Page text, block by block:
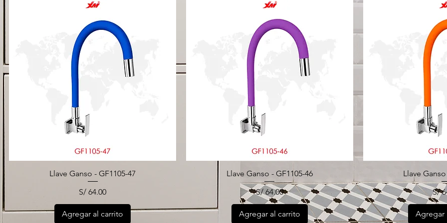
Llave Ganso - GF1105-47
Precio
S/ 64.00
Agregar al carrito
Llave Ganso - GF1105-46
Precio
S/ 64.00
Agregar al carrito
Llave
S/
Agregar